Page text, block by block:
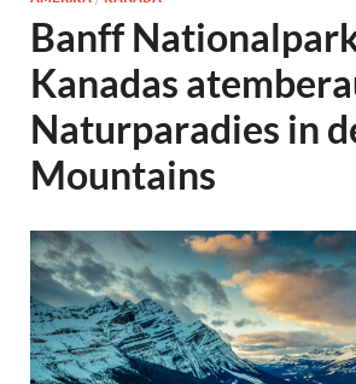
Banff
Kanadas
Naturparadies in
Mountains